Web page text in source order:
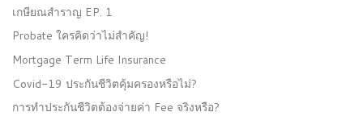
เกษียณสำราญ EP. 1
Probate ใครคิดว่าไม่สำคัญ!
Mortgage Term Life Insurance
Covid-19 ประกันชีวิตคุ้มครองหรือไม่?
การทำประกันชีวิตต้องจ่ายค่า Fee จริงหรือ?